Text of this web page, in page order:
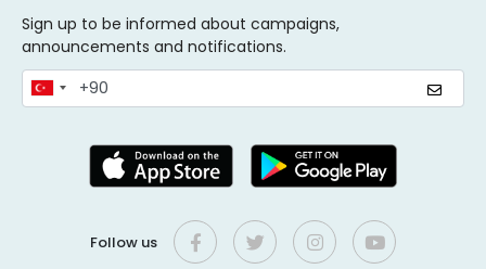
Sign up to be informed about campaigns,
announcements and notifications.
Follow us